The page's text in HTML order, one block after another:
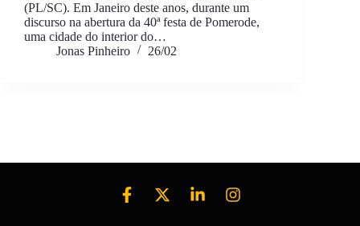
(PL/SC). Em Janeiro deste anos, durante um
discurso na abertura da 40ª festa de Pomerode,
uma cidade do interior do…
Jonas Pinheiro
26/02